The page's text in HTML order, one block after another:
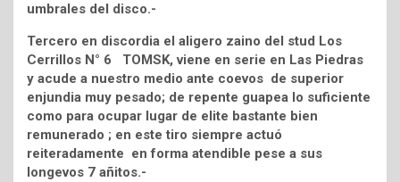
umbrales del disco.-
Tercero en discordia el aligero zaino del stud Los
Cerrillos N° 6 TOMSK, viene en serie en Las Piedras
y acude a nuestro medio ante coevos de superior
enjundia muy pesado; de repente guapea lo suficiente
como para ocupar lugar de elite bastante bien
remunerado ; en este tiro siempre actuó
reiteradamente en forma atendible pese a sus
longevos 7 añitos.-